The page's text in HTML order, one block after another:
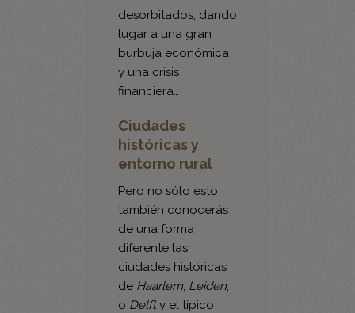
burbuja económica
y una crisis
financiera…
Ciudades
entorno rural
Pero no sólo esto,
también conocerás
de una forma
diferente las
ciudades históricas
deHaarlem,
oDelfty el típico
entorno rural: ríos,
diques, molinos,